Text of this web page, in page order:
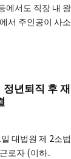
에서도 직장 내
서 주인공이 사
년퇴직 후
대법원 제 2소
로자 (이하..